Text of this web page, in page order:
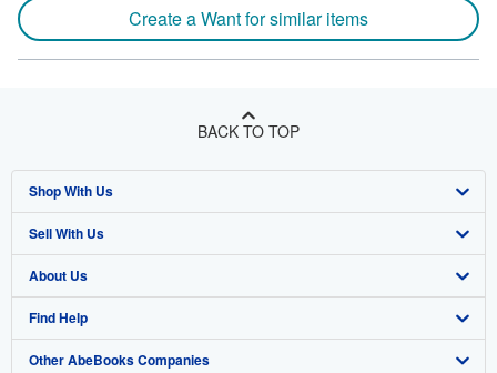
Create a Want for similar items
BACK TO TOP
Shop With Us
Advanced Search
Browse Collections
My Account
My Orders
Sell With Us
Start Selling
Join Our Affiliate Program
Book Buyback
About Us
About AbeBooks
Media
Find Help
Help
Other AbeBooks Companies